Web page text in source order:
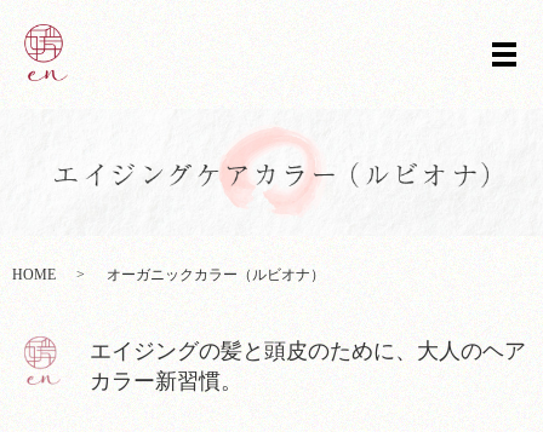
メ
HOME オーガニックカラー（ルビオナ）
エイジングの髪と頭皮のために、大人のヘア
カラー新習慣。